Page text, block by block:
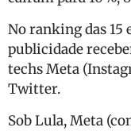
No ranking das 15
publicidade
techs Meta
Twitter.
Sob Lula, Meta